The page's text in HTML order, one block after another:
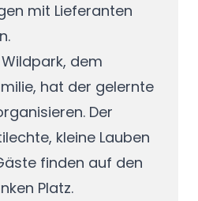
mit Lieferanten
dem
hat der gelernte
Der
kleine Lauben
finden auf den
Platz.